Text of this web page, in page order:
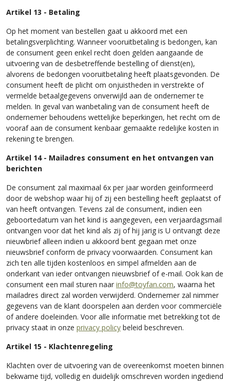
Artikel 13 - Betaling
Op het moment van bestellen gaat u akkoord met een
betalingsverplichting. Wanneer vooruitbetaling is bedongen, kan
de consument geen enkel recht doen gelden aangaande de
uitvoering van de desbetreffende bestelling of dienst(en),
alvorens de bedongen vooruitbetaling heeft plaatsgevonden. De
consument heeft de plicht om onjuistheden in verstrekte of
vermelde betaalgegevens onverwijld aan de ondernemer te
melden. In geval van wanbetaling van de consument heeft de
ondernemer behoudens wettelijke beperkingen, het recht om de
vooraf aan de consument kenbaar gemaakte redelijke kosten in
rekening te brengen.
Artikel 14 - Mailadres consument en het ontvangen van
berichten
De consument zal maximaal 6x per jaar worden geinformeerd
door de webshop waar hij of zij een bestelling heeft geplaatst of
van heeft ontvangen. Tevens zal de consument, indien een
geboortedatum van het kind is aangegeven, een verjaardagsmail
ontvangen voor dat het kind als zij of hij jarig is U ontvangt deze
nieuwbrief alleen indien u akkoord bent gegaan met onze
nieuwsbrief conform de privacy voorwaarden. Consument kan
zich ten alle tijden kostenloos en simpel afmelden aan de
onderkant van ieder ontvangen nieuwsbrief of e-mail. Ook kan de
consument een mail sturen naar info@toyfan.com, waarna het
mailadres direct zal worden verwijderd. Ondernemer zal nimmer
gegevens van de klant doorspelen aan derden voor commerciële
of andere doeleinden. Voor alle informatie met betrekking tot de
privacy staat in onze privacy policy beleid beschreven.
Artikel 15 - Klachtenregeling
Klachten over de uitvoering van de overeenkomst moeten binnen
bekwame tijd, volledig en duidelijk omschreven worden ingediend